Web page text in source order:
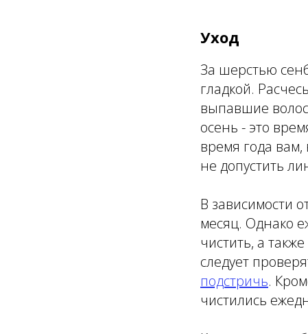
Уход
За шерстью
гладкой.
выпавшие
осень - это
время года
не допустить
В зависимости
месяц. Однако
чистить, а
следует
подстричь.
чистились